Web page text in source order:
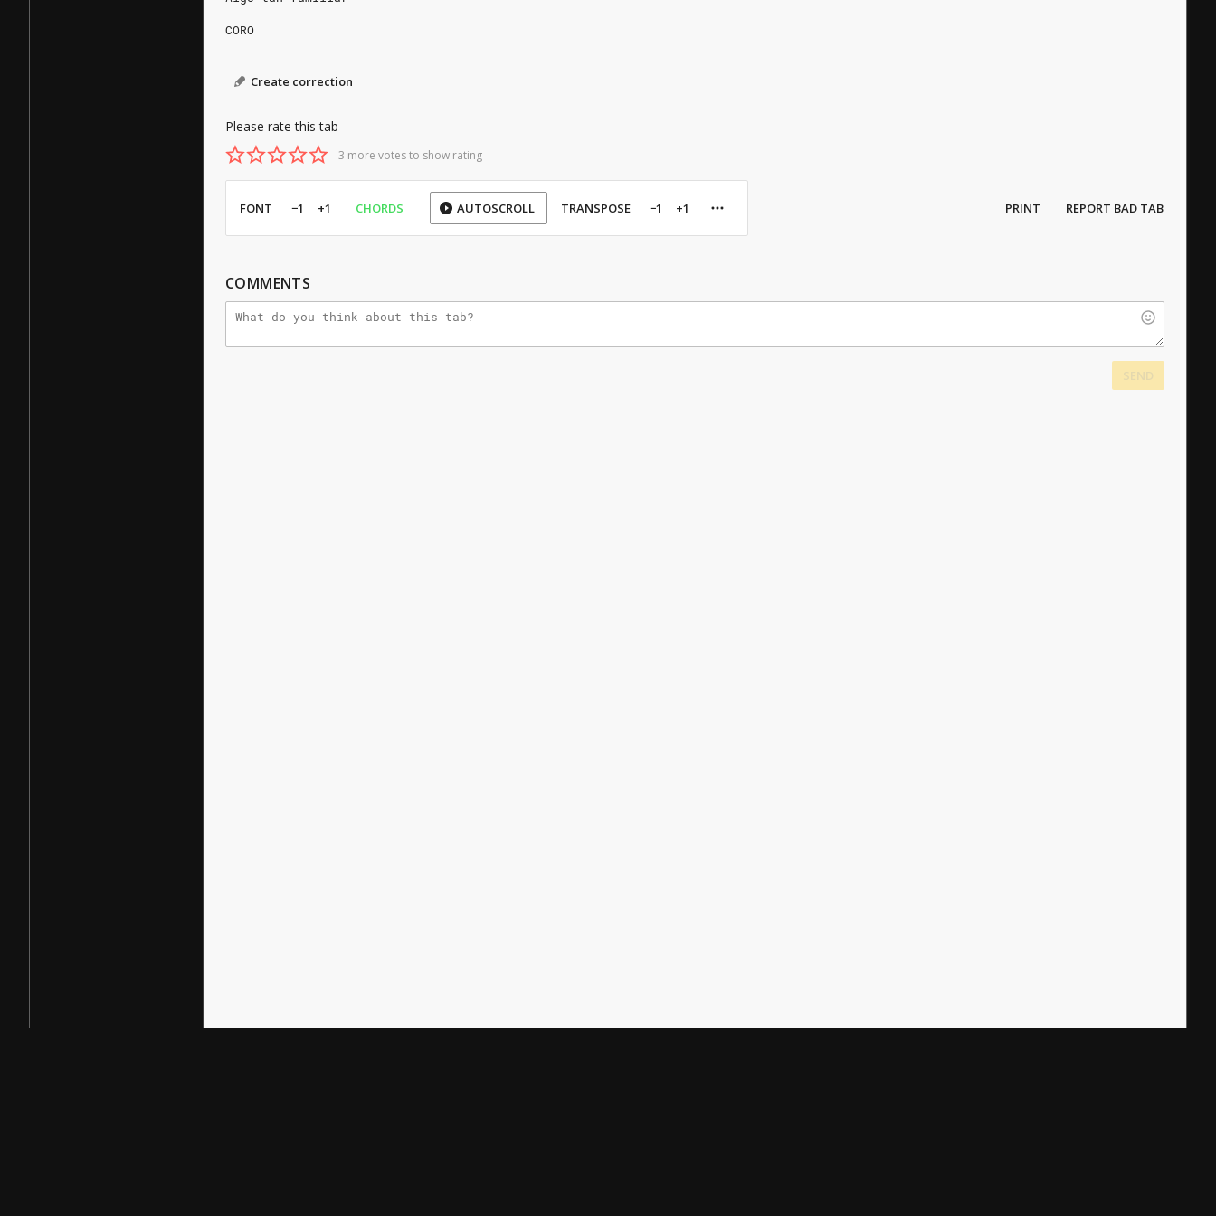
CORO
Create correction
Please rate this tab
3 more votes to show rating
FONT −1 +1 CHORDS AUTOSCROLL TRANSPOSE −1 +1 PRINT REPORT BAD TAB
COMMENTS